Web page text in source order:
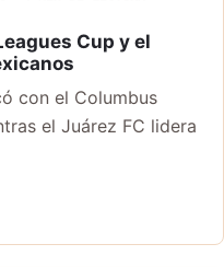
Cup y el
con el Columbus
el Juárez FC lidera